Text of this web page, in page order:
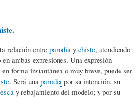
.
relación entre parodia y chiste, atendiendo
ambas expresiones. Una expresión
en forma instantánea o muy breve, puede ser
. Será una parodia por su intención, su
y rebajamiento del modelo; y por su